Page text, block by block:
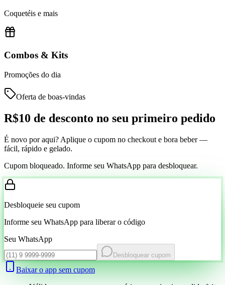
Coquetéis e mais
Combos & Kits
Promoções do dia
Oferta de boas-vindas
R$10 de desconto no seu primeiro pedido
É novo por aqui? Aplique o cupom no checkout e bora beber —
fácil, rápido e gelado.
Cupom bloqueado. Informe seu WhatsApp para desbloquear.
Desbloqueie seu cupom
Informe seu WhatsApp para liberar o código
Seu WhatsApp
Desbloquear cupom
Baixar o app sem cupom